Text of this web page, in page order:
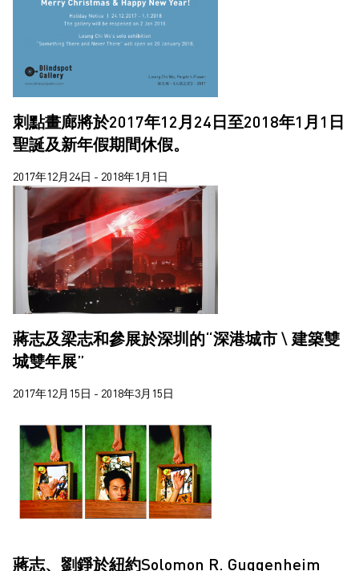
2019
2018
2016
2014
2013
2012
2011
2010
刺點畫廊將於2017年12月24日至2018年1月1日
聖誕及新年假期間休假。
2017年12月24日 - 2018年1月1日
蔣志及梁志和參展於深圳的“深港城市 \ 建築雙
城雙年展”
2017年12月15日 - 2018年3月15日
蔣志、劉錚於紐約Solomon R. Guggenheim